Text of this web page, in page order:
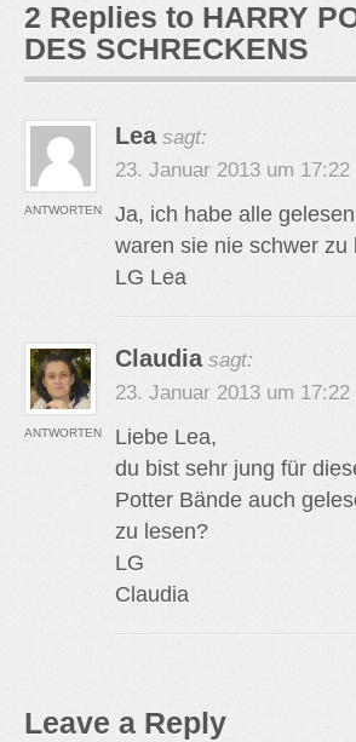
2 Replies to HARRY
DES SCHRECKENS
Lea sagt:
23. Januar 2013 um 17:22
Ja, ich habe alle
waren sie nie schwer zu
LG Lea
ANTWORTEN
Claudia sagt:
23. Januar 2013 um 17:22
Liebe Lea,
du bist sehr jung für
Potter Bände auch
zu lesen?
LG
Claudia
ANTWORTEN
Leave a Reply